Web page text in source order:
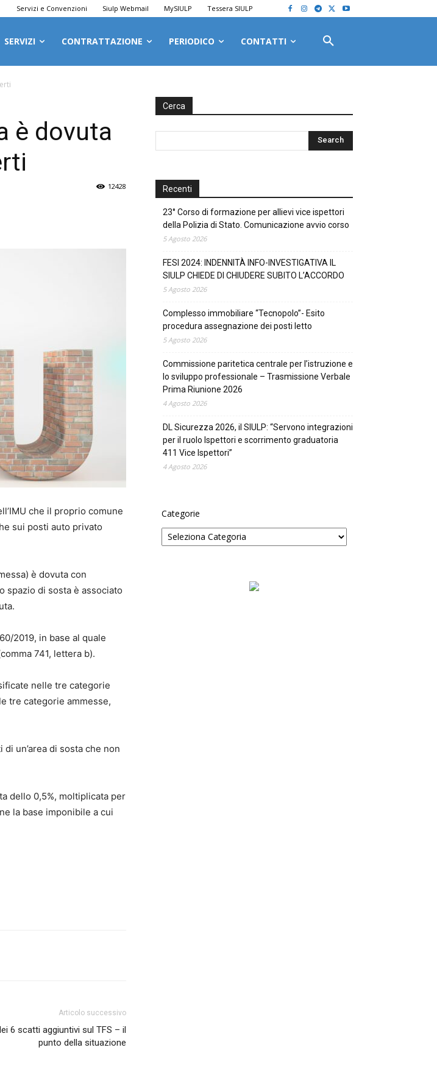
Servizi e Convenzioni Siulp Webmail MySIULP Tessera SIULP
SERVIZI CONTRATTAZIONE PERIODICO CONTATTI
è dovuta
12428
che il proprio comune
sui posti auto privato
è dovuta con
spazio di sosta è associato
2019, in base al quale
741, lettera b).
nelle tre categorie
tre categorie ammesse,
un’area di sosta che non
dello 0,5%, moltiplicata per
la base imponibile a cui
Articolo successivo
6 scatti aggiuntivi sul TFS – il
punto della situazione
Cerca
Recenti
23° Corso di formazione per allievi vice ispettori
della Polizia di Stato. Comunicazione avvio corso
5 Agosto 2026
FESI 2024: INDENNITÀ INFO-INVESTIGATIVA IL
SIULP CHIEDE DI CHIUDERE SUBITO L’ACCORDO
5 Agosto 2026
Complesso immobiliare “Tecnopolo”- Esito
procedura assegnazione dei posti letto
5 Agosto 2026
Commissione paritetica centrale per l’istruzione e
lo sviluppo professionale – Trasmissione Verbale
Prima Riunione 2026
4 Agosto 2026
DL Sicurezza 2026, il SIULP: “Servono integrazioni
per il ruolo Ispettori e scorrimento graduatoria
411 Vice Ispettori”
4 Agosto 2026
Categorie